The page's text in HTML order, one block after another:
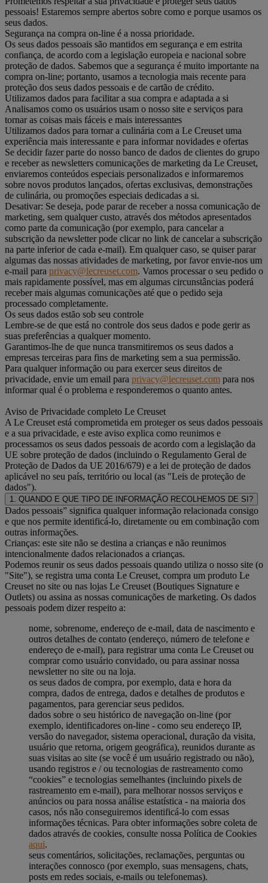
pessoais! Estaremos sempre abertos sobre como e porque usamos os
seus dados.
Segurança na compra on-line é a nossa prioridade.
Os seus dados pessoais são mantidos em segurança e em estrita
confiança, de acordo com a legislação europeia e nacional sobre
proteção de dados. Sabemos que a segurança é muito importante na
compra on-line; portanto, usamos a tecnologia mais recente para
proteção dos seus dados pessoais e de cartão de crédito.
Utilizamos dados para facilitar a sua compra e adaptada a si
Analisamos como os usuários usam o nosso site e serviços para
tornar as coisas mais fáceis e mais interessantes
Utilizamos dados para tornar a culinária com a Le Creuset uma
experiência mais interessante e para informar novidades e ofertas
Se decidir fazer parte do nosso banco de dados de clientes do grupo
e receber as newsletters comunicações de marketing da Le Creuset,
enviaremos conteúdos especiais personalizados e informaremos
sobre novos produtos lançados, ofertas exclusivas, demonstrações
de culinária, ou promoções especiais dedicadas a si.
Desativar: Se deseja, pode parar de receber a nossa comunicação de
marketing, sem qualquer custo, através dos métodos apresentados
como parte da comunicação (por exemplo, para cancelar a
subscrição da newsletter pode clicar no link de cancelar a subscrição
na parte inferior de cada e-mail). Em qualquer caso, se quiser parar
algumas das nossas atividades de marketing, por favor envie-nos um
e-mail para privacy@lecreuset.com. Vamos processar o seu pedido o
mais rapidamente possível, mas em algumas circunstâncias poderá
receber mais algumas comunicações até que o pedido seja
processado completamente.
Os seus dados estão sob seu controle
Lembre-se de que está no controle dos seus dados e pode gerir as
suas preferências a qualquer momento.
Garantimos-lhe de que nunca transmitiremos os seus dados a
empresas terceiras para fins de marketing sem a sua permissão.
Para qualquer informação ou para exercer seus direitos de
privacidade, envie um email para privacy@lecreuset.com para nos
informar qual é o problema e responderemos o quanto antes.
Aviso de Privacidade completo Le Creuset
A Le Creuset está comprometida em proteger os seus dados pessoais
e a sua privacidade, e este aviso explica como reunimos e
processamos os seus dados pessoais de acordo com a legislação da
UE sobre proteção de dados (incluindo o Regulamento Geral de
Proteção de Dados da UE 2016/679) e a lei de proteção de dados
aplicável no seu país, território ou local (as "Leis de proteção de
dados").
1. QUANDO E QUE TIPO DE INFORMAÇÃO RECOLHEMOS DE SI?
Dados pessoais” significa qualquer informação relacionada consigo
e que nos permite identificá-lo, diretamente ou em combinação com
outras informações.
Crianças: este site não se destina a crianças e não reunimos
intencionalmente dados relacionados a crianças.
Podemos reunir os seus dados pessoais quando utiliza o nosso site (o
"Site"), se registra uma conta Le Creuset, compra um produto Le
Creuset no site ou nas lojas Le Creuset (Boutiques Signature e
Outlets) ou assina as nossas comunicações de marketing. Os dados
pessoais podem dizer respeito a:
nome, sobrenome, endereço de e-mail, data de nascimento e
outros detalhes de contato (endereço, número de telefone e
endereço de e-mail), para registrar uma conta Le Creuset ou
comprar como usuário convidado, ou para assinar nossa
newsletter no site ou na loja.
os seus dados de compra, por exemplo, data e hora da
compra, dados de entrega, dados e detalhes de produtos e
pagamentos, para gerenciar seus pedidos.
dados sobre o seu histórico de navegação on-line (por
exemplo, identificadores on-line - como seu endereço IP,
versão do navegador, sistema operacional, duração da visita,
usuário que retorna, origem geográfica), reunidos durante as
suas visitas ao site (se você é um usuário registrado ou não),
usando registros e / ou tecnologias de rastreamento como
“cookies” e tecnologias semelhantes (incluindo pixels de
rastreamento em e-mail), para melhorar nossos serviços e
anúncios ou para nossa análise estatística - na maioria dos
casos, nós não conseguiremos identificá-lo com essas
informações técnicas. Para obter informações sobre coleta de
dados através de cookies, consulte nossa Política de Cookies
aqui.
seus comentários, solicitações, reclamações, perguntas ou
interações connosco (por exemplo, suas mensagens, chats,
posts em redes sociais, e-mails ou telefonemas).